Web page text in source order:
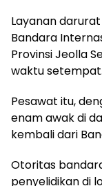
Layanan
Bandara
Provinsi Jeolla
waktu setempat.
Pesawat itu,
enam awak di
kembali dari
Otoritas
penyelidikan di